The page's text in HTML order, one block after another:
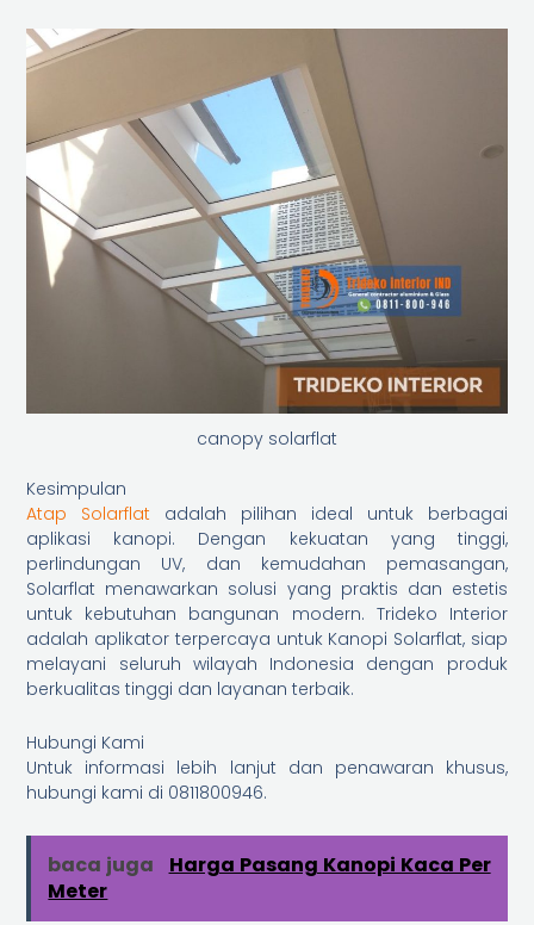
canopy solarflat
Kesimpulan
Atap Solarflat adalah pilihan ideal untuk berbagai
aplikasi kanopi. Dengan kekuatan yang tinggi,
perlindungan UV, dan kemudahan pemasangan,
Solarflat menawarkan solusi yang praktis dan estetis
untuk kebutuhan bangunan modern. Trideko Interior
adalah aplikator terpercaya untuk Kanopi Solarflat, siap
melayani seluruh wilayah Indonesia dengan produk
berkualitas tinggi dan layanan terbaik.
Hubungi Kami
Untuk informasi lebih lanjut dan penawaran khusus,
hubungi kami di 0811800946.
baca juga
Harga Pasang Kanopi Kaca Per
Meter